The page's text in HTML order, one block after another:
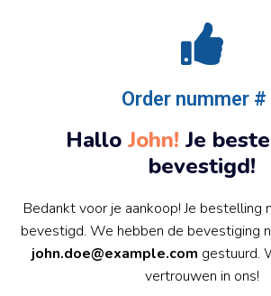
Order nummer #
Hallo John! Je
bevestigd!
Bedankt voor je aankoop! Je bestelling
bevestigd. We hebben de bevestiging
john.doe@example.com gestuurd.
vertrouwen in ons!